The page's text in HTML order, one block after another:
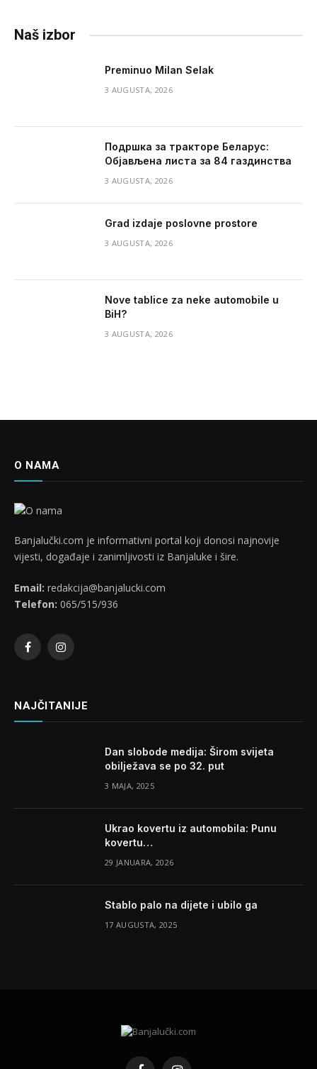
Naš izbor
Preminuo Milan Selak
3 AUGUSTA, 2026
Подршка за тракторе Беларус:
Објављена листа за 84 газдинства
3 AUGUSTA, 2026
Grad izdaje poslovne prostore
3 AUGUSTA, 2026
Nove tablice za neke automobile u
BiH?
3 AUGUSTA, 2026
O NAMA
Banjalučki.com je informativni portal koji donosi najnovije
vijesti, događaje i zanimljivosti iz Banjaluke i šire.
Email: redakcija@banjalucki.com
Telefon: 065/515/936
FacebookInstagram
NAJČITANIJE
Dan slobode medija: Širom svijeta
obilježava se po 32. put
3 MAJA, 2025
Ukrao kovertu iz automobila: Punu
kovertu…
29 JANUARA, 2026
Stablo palo na dijete i ubilo ga
17 AUGUSTA, 2025